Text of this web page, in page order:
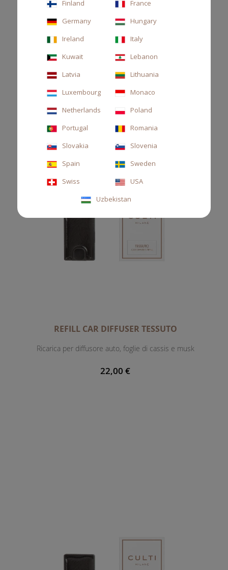
Ricarica per diffusore auto, arancia amara, limone e neroli
22,00 €
REFILL CAR DIFFUSER TESSUTO
Ricarica per diffusore auto, foglie di cassis e musk
22,00 €
Finland
France
Germany
Hungary
Ireland
Italy
Kuwait
Lebanon
Latvia
Lithuania
Luxembourg
Monaco
Netherlands
Poland
Portugal
Romania
Slovakia
Slovenia
Spain
Sweden
Swiss
USA
Uzbekistan